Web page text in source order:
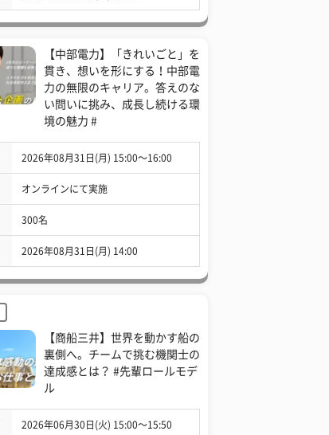
【中部電力】「きれいごと」を
貫き、想いを形にする！中部電
力の無限のキャリア。答えのな
い問いに挑み、成長し続ける環
境の魅力 #
2026年08月31日(月) 15:00〜16:00
オンラインにて実施
300名
2026年08月31日(月) 14:00
【商船三井】世界を動かす船の
裏側へ。チームで挑む機関士の
達成感とは？ #先輩ロールモデ
ル
2026年06月30日(火) 15:00〜15:50